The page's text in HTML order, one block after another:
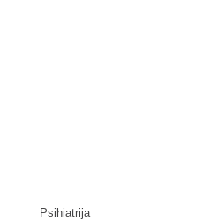
Psihiatrija